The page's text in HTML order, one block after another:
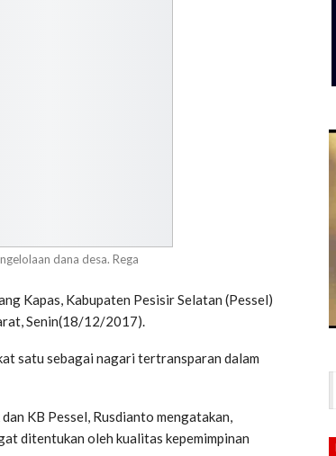
dana desa. Rega
Kapas, Kabupaten Pesisir Selatan (Pessel)
Senin(18/12/2017).
satu sebagai nagari tertransparan dalam
KB Pessel, Rusdianto mengatakan,
ditentukan oleh kualitas kepemimpinan